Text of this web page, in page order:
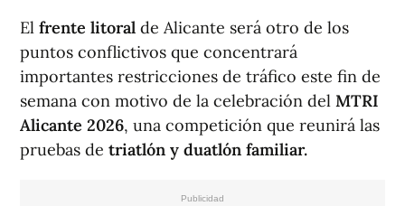
El frente litoral de Alicante será otro de los
puntos conflictivos que concentrará
importantes restricciones de tráfico este fin de
semana con motivo de la celebración del MTRI
Alicante 2026, una competición que reunirá las
pruebas de triatlón y duatlón familiar.